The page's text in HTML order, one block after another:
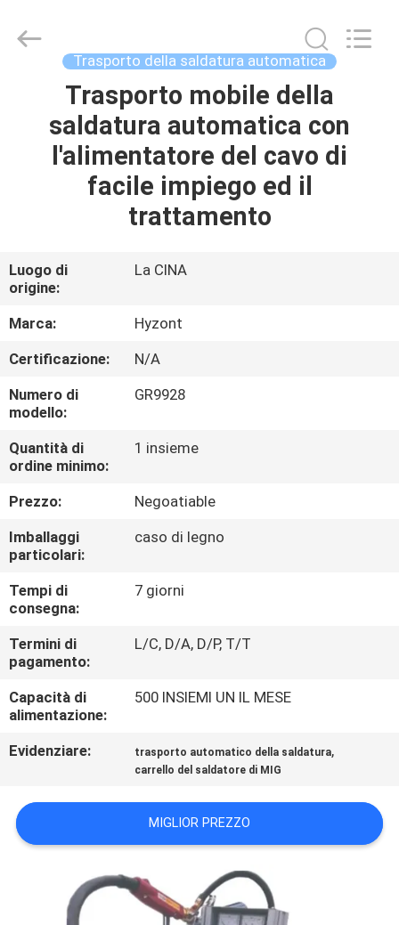
PRODOTTI
CIRCA
NOI
GIRO
DELLA
FABBRICA
CONTROLLO
DI
QUALITÀ
RICHIEDA
UNA
CITAZIONE
MAPPA
SITO
NORME
SULLA
PRIVACY
Technologies
Co.,Ltd..
Trasporto della saldatura automatica
Trasporto mobile della
saldatura automatica con
l'alimentatore del cavo di
facile impiego ed il
trattamento
Luogo di
origine:
La CINA
Marca:
Hyzont
Certificazione:
N/A
Numero di
modello:
GR9928
Quantità di
ordine minimo:
1 insieme
Prezzo:
Negoatiable
Imballaggi
particolari:
caso di legno
Tempi di
consegna:
7 giorni
Termini di
pagamento:
L/C, D/A, D/P, T/T
Capacità di
alimentazione:
500 INSIEMI UN IL MESE
Evidenziare: trasporto automatico della saldatura,
carrello del saldatore di MIG
MIGLIOR PREZZO